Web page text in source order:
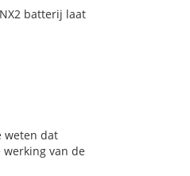
batterij laat
weten dat
van de